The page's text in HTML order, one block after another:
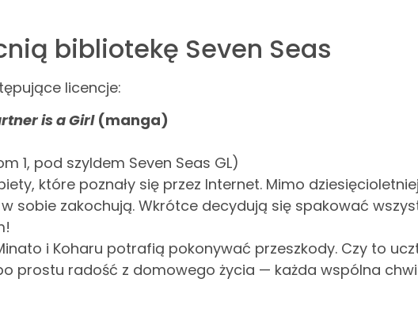
bibliotekę Seven Seas
licencje:
is a Girl (manga)
1, pod szyldem Seven Seas GL)
które poznały się przez Internet. Mimo dziesięcioletniej
sobie zakochują. Wkrótce decydują się spakować
i Koharu potrafią pokonywać przeszkody. Czy to
prostu radość z domowego życia — każda wspólna